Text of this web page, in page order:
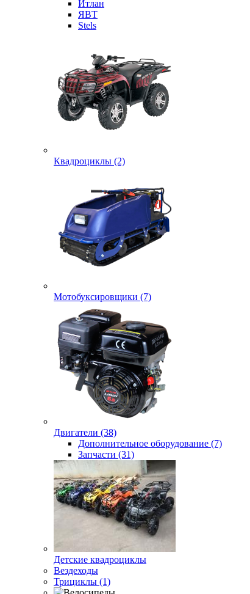
Итлан
ЯВТ
Stels
Квадроциклы (2)
Мотобуксировщики (7)
Двигатели (38)
Дополнительное оборудование (7)
Запчасти (31)
Детские квадроциклы
Вездеходы
Трициклы (1)